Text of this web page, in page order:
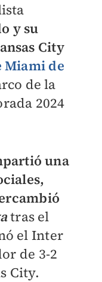
y su
City
de
de la
2024
una
tras el
el Inter
de 3-2
City.